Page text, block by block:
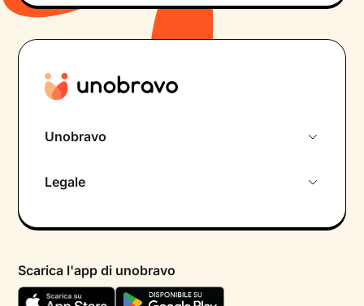
Unobravo
Psicologo in chat
Aiuto urgente
Legale
Termini e condizioni
Scarica l'app di unobravo